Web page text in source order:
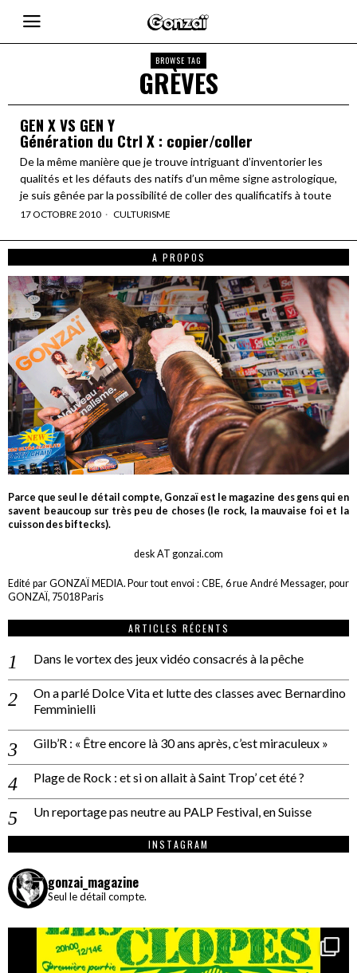
BROWSE TAG
GRÈVES
GEN X VS GEN Y
Génération du Ctrl X : copier/coller
De la même manière que je trouve intriguant d’inventorier les
qualités et les défauts des natifs d’un même signe astrologique,
je suis gênée par la possibilité de coller des qualificatifs à toute
17 OCTOBRE 2010 CULTURISME
A PROPOS
Parce que seul le détail compte, Gonzaï est le magazine des gens qui en
savent beaucoup sur très peu de choses (le rock, la mauvaise foi et la
cuisson des biftecks).
desk AT gonzai.com
Edité par GONZAÏ MEDIA. Pour tout envoi : CBE, 6 rue André Messager, pour
GONZAÏ, 75018 Paris
ARTICLES RÉCENTS
Dans le vortex des jeux vidéo consacrés à la pêche
On a parlé Dolce Vita et lutte des classes avec Bernardino
Femminielli
Gilb’R : « Être encore là 30 ans après, c’est miraculeux »
Plage de Rock : et si on allait à Saint Trop’ cet été ?
Un reportage pas neutre au PALP Festival, en Suisse
INSTAGRAM
gonzai_magazine
Seul le détail compte.